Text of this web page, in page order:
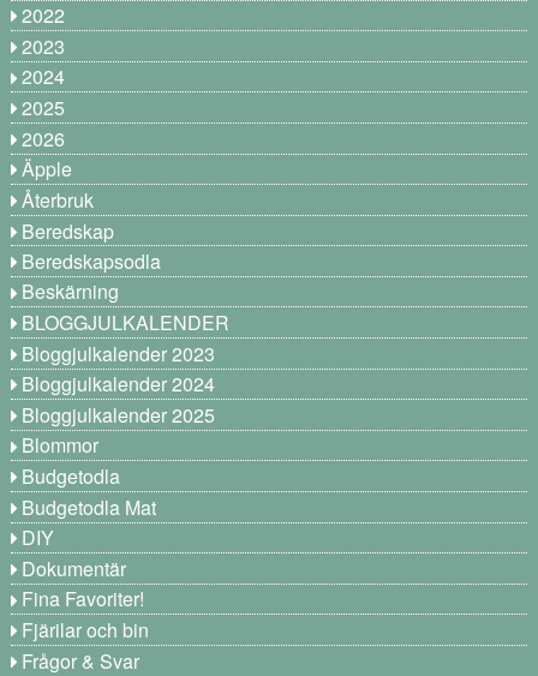
2022
2023
2024
2025
2026
Äpple
Återbruk
Beredskap
Beredskapsodla
Beskärning
BLOGGJULKALENDER
Bloggjulkalender 2023
Bloggjulkalender 2024
Bloggjulkalender 2025
Blommor
Budgetodla
Budgetodla Mat
DIY
Dokumentär
Fina Favoriter!
Fjärilar och bin
Frågor & Svar